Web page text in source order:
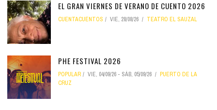
EL GRAN VIERNES DE VERANO DE CUENTO 2026
CUENTACUENTOS VIE, 28/08/26 TEATRO EL SAUZAL
PHE FESTIVAL 2026
POPULAR VIE, 04/09/26 - SÁB, 05/09/26
PUERTO DE LA
CRUZ